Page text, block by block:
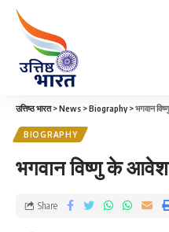
उत्तिष्ठ भारत>News >Biography>भगवान
BIOGRAPHY
भगवान विष्णु के
Share